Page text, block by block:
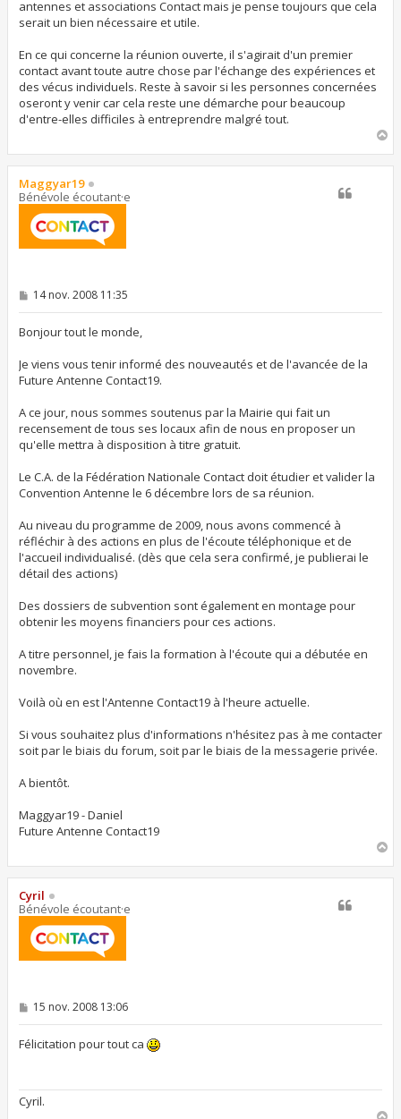
antennes et associations Contact mais je pense toujours que cela
serait un bien nécessaire et utile.
En ce qui concerne la réunion ouverte, il s'agirait d'un premier
contact avant toute autre chose par l'échange des expériences et
des vécus individuels. Reste à savoir si les personnes concernées
oseront y venir car cela reste une démarche pour beaucoup
d'entre-elles difficiles à entreprendre malgré tout.
u
Maggyar19
Bénévole écoutant·e
M
s
e
14 nov. 2008 11:35
Bonjour tout le monde,
Je viens vous tenir informé des nouveautés et de l'avancée de la
Future Antenne Contact19.
A ce jour, nous sommes soutenus par la Mairie qui fait un
recensement de tous ses locaux afin de nous en proposer un
qu'elle mettra à disposition à titre gratuit.
Le C.A. de la Fédération Nationale Contact doit étudier et valider la
Convention Antenne le 6 décembre lors de sa réunion.
Au niveau du programme de 2009, nous avons commencé à
réfléchir à des actions en plus de l'écoute téléphonique et de
l'accueil individualisé. (dès que cela sera confirmé, je publierai le
détail des actions)
Des dossiers de subvention sont également en montage pour
obtenir les moyens financiers pour ces actions.
A titre personnel, je fais la formation à l'écoute qui a débutée en
novembre.
Voilà où en est l'Antenne Contact19 à l'heure actuelle.
Si vous souhaitez plus d'informations n'hésitez pas à me contacter
soit par le biais du forum, soit par le biais de la messagerie privée.
A bientôt.
Maggyar19 - Daniel
Future Antenne Contact19
u
Cyril
Bénévole écoutant·e
M
s
15 nov. 2008 13:06
Félicitation pour tout ca
Cyril.